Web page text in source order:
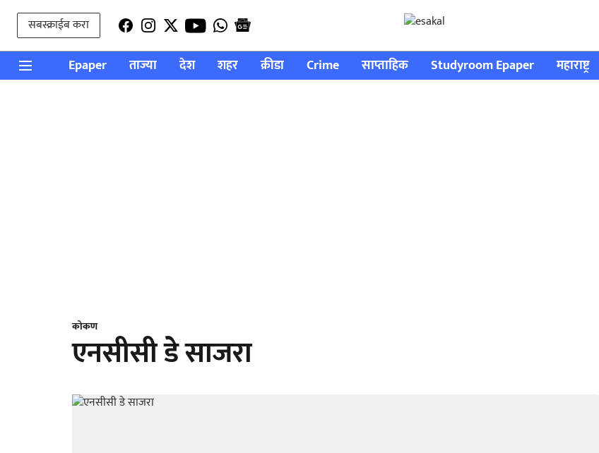
सबस्क्राईब करा
Epaper ताज्या देश शहर क्रीडा Crime साप्ताहिक Studyroom Epaper महाराष्ट्र
कोकण
एनसीसी डे साजरा